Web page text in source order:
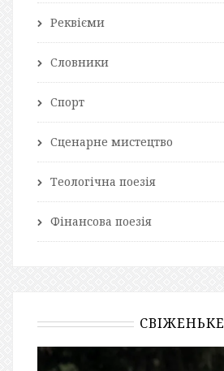
Реквієми
Словники
Спорт
Сценарне мистецтво
Теологічна поезія
Фінансова поезія
СВІЖЕНЬКЕ